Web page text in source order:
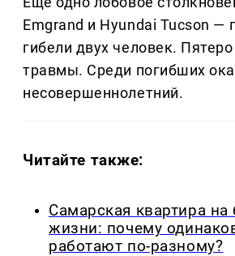
Emgrand и Hyundai Tucson —
гибели двух человек.
травмы. Среди погибших
несовершеннолетний.
Читайте также:
Самарская квартира на
жизни: почему
работают по-разному?